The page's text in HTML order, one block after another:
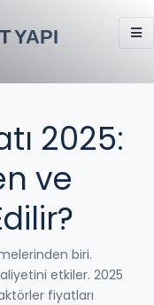
2025:
ve
biri.
etkiler. 2025
fiyatları